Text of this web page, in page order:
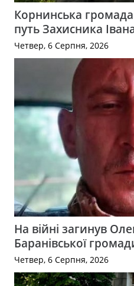
Корнинська
путь Захисника
Четвер, 6 Серпня, 2026
На війні загинув
Баранівської
Четвер, 6 Серпня, 2026